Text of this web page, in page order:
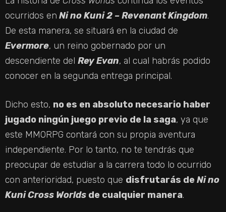
ocurridos en Ni no Kuni 2 – Revenant Kingdom.
De esta manera, se situará en la ciudad de
Evermore, un reino gobernado por un
descendiente del Rey Evan, al cual habrás podido
conocer en la segunda entrega principal.
Dicho esto, no es en absoluto necesario haber
jugado ningún juego previo de la saga, ya que
este MMORPG contará con su propia aventura
independiente. Por lo tanto, no te tendrás que
preocupar de estudiar a la carrera todo lo ocurrido
con anterioridad, puesto que disfrutarás de Ni no
Kuni Cross Worlds de cualquier manera.